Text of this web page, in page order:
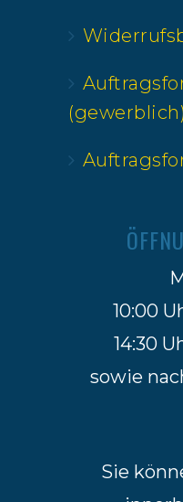
(gewerblich)
10:00
14:30
sowie
Sie